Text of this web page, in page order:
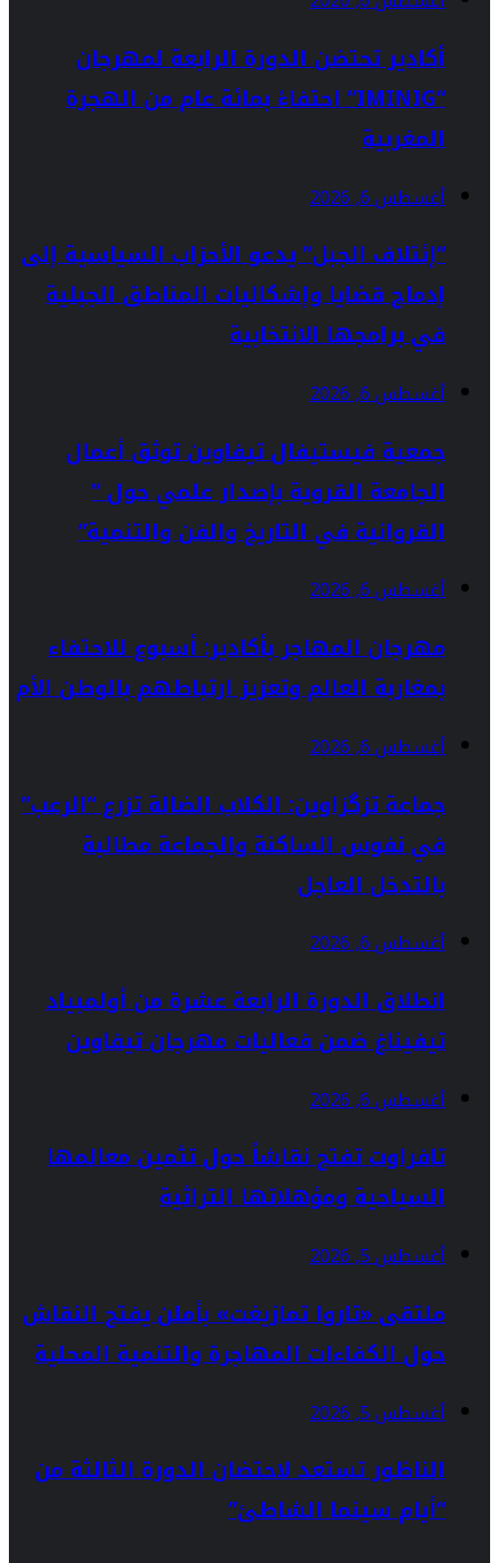
أكادير تحتضن الدورة الرابعة لمهرجان
“IMINIG” احتفاءً بمائة عام من الهجرة
المغربية
أغسطس 6, 2026
“إئتلاف الجبل” يدعو الأحزاب السياسية إلى
إدماج قضايا وإشكاليات المناطق الجبلية
في برامجها الانتخابية
أغسطس 6, 2026
جمعية فيستيفال تيفاوين توثق أعمال
الجامعة القروية بإصدار علمي حول ”
القروانية في التاريخ والفن والتنمية”
أغسطس 6, 2026
مهرجان المهاجر بأكادير: أسبوع للاحتفاء
بمغاربة العالم وتعزيز ارتباطهم بالوطن الأم
أغسطس 6, 2026
جماعة تزگزاوين: الكلاب الضالة تزرع “الرعب”
في نفوس الساكنة والجماعة مطالبة
بالتدخل العاجل
أغسطس 6, 2026
انطلاق الدورة الرابعة عشرة من أولمبياد
تيفيناغ ضمن فعاليات مهرجان تيفاوين
أغسطس 6, 2026
تافراوت تفتح نقاشاً حول تثمين معالمها
السياحية ومؤهلاتها التراثية
أغسطس 5, 2026
ملتقى «تاروا تمازيغت» بأملن يفتح النقاش
حول الكفاءات المهاجرة والتنمية المحلية
أغسطس 5, 2026
الناظور تستعد لاحتضان الدورة الثالثة من
“أيام سينما الشاطئ”